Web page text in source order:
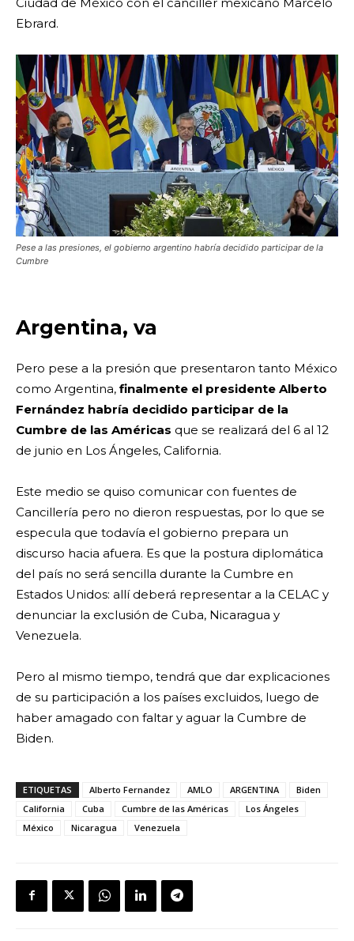
Ebrard.
Pese a las presiones, el gobierno argentino habría decidido participar de la
Cumbre
Argentina, va
Pero pese a la presión que presentaron tanto México
como Argentina, finalmente el presidente Alberto
Fernández habría decidido participar de la
Cumbre de las Américas que se realizará del 6 al 12
de junio en Los Ángeles, California.
Este medio se quiso comunicar con fuentes de
Cancillería pero no dieron respuestas, por lo que se
especula que todavía el gobierno prepara un
discurso hacia afuera. Es que la postura diplomática
del país no será sencilla durante la Cumbre en
Estados Unidos: allí deberá representar a la CELAC y
denunciar la exclusión de Cuba, Nicaragua y
Venezuela.
Pero al mismo tiempo, tendrá que dar explicaciones
de su participación a los países excluidos, luego de
haber amagado con faltar y aguar la Cumbre de
Biden.
ETIQUETAS Alberto Fernandez AMLO ARGENTINA
Biden
California
Cuba Cumbre de las Américas
Los Ángeles
México
Nicaragua Venezuela